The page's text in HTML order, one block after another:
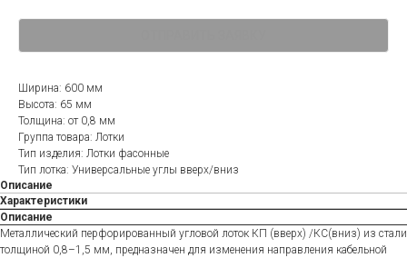
Ширина: 600 мм
Высота: 65 мм
Толщина: от 0,8 мм
Группа товара: Лотки
Тип изделия: Лотки фасонные
Тип лотка: Универсальные углы вверх/вниз
Описание
Характеристики
Описание
Металлический перфорированный угловой лоток КП (вверх) /КС(вниз) из стали
толщиной 0,8–1,5 мм, предназначен для изменения направления кабельной